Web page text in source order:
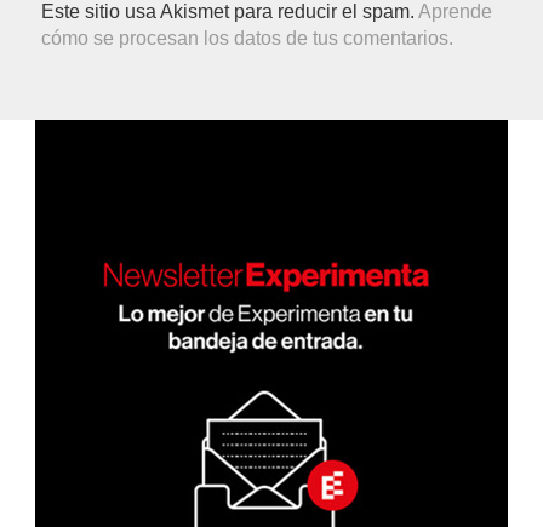
Este sitio usa Akismet para reducir el spam.Aprende
cómo se procesan los datos de tus comentarios.